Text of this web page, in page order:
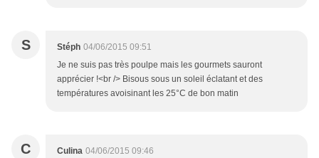
S Stéph 04/06/2015 09:51
Je ne suis pas très poulpe mais les gourmets sauront
apprécier !<br /> Bisous sous un soleil éclatant et des
températures avoisinant les 25°C de bon matin
C Culina 04/06/2015 09:46